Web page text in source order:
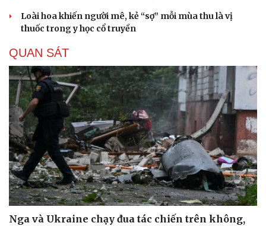
Cải chính
Loài hoa khiến người mê, kẻ “sợ” mỗi mùa thu là vị
thuốc trong y học cổ truyền
QUAN SÁT
Nga và Ukraine chạy đua tác chiến trên không,